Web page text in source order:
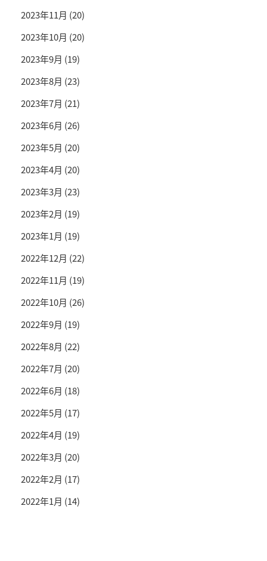
2023年11月 (20)
2023年10月 (20)
2023年9月 (19)
2023年8月 (23)
2023年7月 (21)
2023年6月 (26)
2023年5月 (20)
2023年4月 (20)
2023年3月 (23)
2023年2月 (19)
2023年1月 (19)
2022年12月 (22)
2022年11月 (19)
2022年10月 (26)
2022年9月 (19)
2022年8月 (22)
2022年7月 (20)
2022年6月 (18)
2022年5月 (17)
2022年4月 (19)
2022年3月 (20)
2022年2月 (17)
2022年1月 (14)